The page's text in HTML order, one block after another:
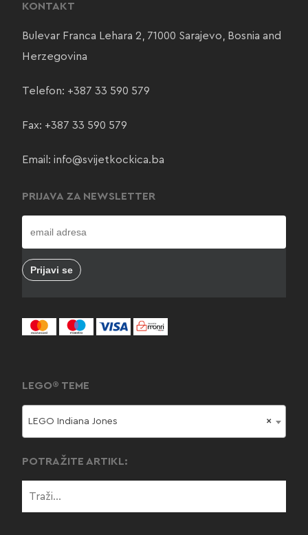
KONTAKT
Bulevar Franca Lehara 2, 71000 Sarajevo, Bosnia and
Herzegovina
Telefon: +387 33 590 579
Fax: +387 33 590 579
Email: info@svijetkockica.ba
PRIJAVA ZA NEWSLETTER
LEGO® TEME
×
LEGO Indiana Jones
POTRAŽITE ARTIKL: